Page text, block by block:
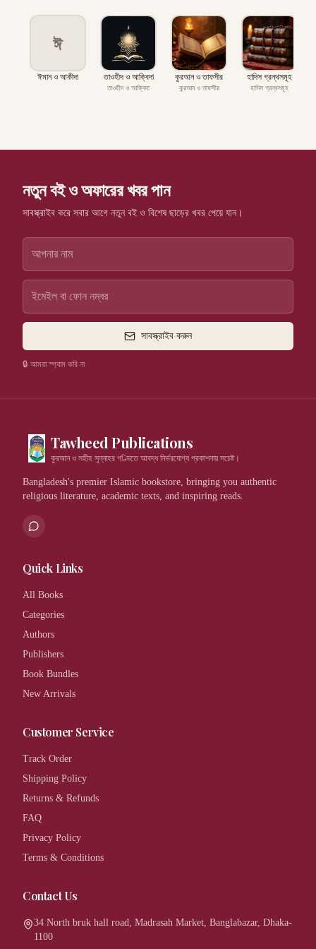
ঈ
ঈমান ও আকীদা তাওহীদ ও আক্বিদা
তাওহীদ ও আক্বিদা
কুরআন ও তাফসীর
কুরআন ও তাফসীর
হাদিস গ্রন্থসমূহ
হাদিস গ্রন্থসমূহ
নতুন বই ও অফারের খবর পান
সাবস্ক্রাইব করে সবার আগে নতুন বই ও বিশেষ ছাড়ের খবর পেয়ে যান।
সাবস্ক্রাইব করুন
🔒 আমরা স্প্যাম করি না
Tawheed Publications
কুরআন ও সহীহ সুন্নাহর গণ্ডিতে আবদ্ধ নির্ভরযোগ্য প্রকাশনায় সচেষ্ট।
Bangladesh's premier Islamic bookstore, bringing you authentic
religious literature, academic texts, and inspiring reads.
Quick Links
All Books
Categories
Authors
Publishers
Book Bundles
New Arrivals
Customer Service
Track Order
Shipping Policy
Returns & Refunds
FAQ
Privacy Policy
Terms & Conditions
Contact Us
34 North bruk hall road, Madrasah Market, Banglabazar, Dhaka-
1100